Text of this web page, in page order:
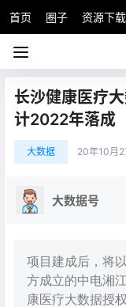
首页 圈子 资源下载
长沙健康医疗
计2022年落成
大数据 20年10月
大数据号
项目建成后，将
方成立的中电湘
康医疗大数据授权